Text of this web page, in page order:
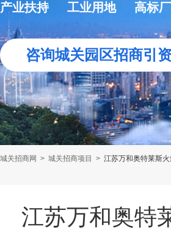
产业扶持 工业用地 高标
咨询城关园区招商引
城关招商网 > 城关招商项目 > 江苏万和奥特莱斯
江苏万和奥特